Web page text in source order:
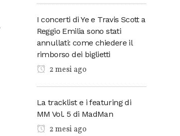
I concerti di Ye e Travis Scott a
Reggio Emilia sono stati
annullati: come chiedere il
rimborso dei biglietti
2 mesi ago
La tracklist e i featuring di
MM Vol. 5 di MadMan
2 mesi ago